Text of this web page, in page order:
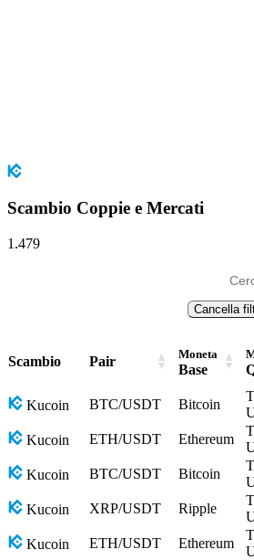
Scambio Coppie e Mercati
1.479
Cancella
Scambio Pair Moneta
Base
Kucoin BTC/USDT Bitcoin
Kucoin ETH/USDT Ethereum
Kucoin BTC/USDT Bitcoin
Kucoin XRP/USDT Ripple
Kucoin ETH/USDT Ethereum